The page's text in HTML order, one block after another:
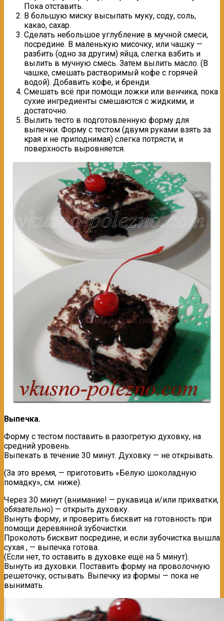
Пока отставить.
В большую миску высыпать муку, соду, соль,
какао, сахар.
Сделать небольшое углубление в мучной смеси,
посредине. В маленькую мисочку, или чашку —
разбить (одно за другим) яйца, слегка взбить и
вылить в мучную смесь. Затем вылить масло. (В
чашке, смешать растворимый кофе с горячей
водой). Добавить кофе, и бренди.
Смешать всё при помощи ложки или венчика, пока
сухие ингредиенты смешаются с жидкими, и
достаточно.
Вылить тесто в подготовленную форму для
выпечки. Форму с тестом (двумя руками взять за
края и не приподнимая) слегка потрясти, и
поверхность выровняется.
Выпечка.
Форму с тестом поставить в разогретую духовку, на
средний уровень.
Выпекать в течение 30 минут. Духовку — не открывать.
(За это время, — приготовить «Белую шоколадную
помадку», см. ниже).
Через 30 минут (внимание! — рукавица и/или прихватки,
обязательно) — открыть духовку.
Вынуть форму, и проверить бисквит на готовность при
помощи деревянной зубочистки.
Проколоть бисквит посредине, и если зубочистка вышла
сухая , — выпечка готова.
(Если нет, то оставить в духовке ещё на 5 минут).
Вынуть из духовки. Поставить форму на проволочную
решеточку, остывать. Выпечку из формы — пока не
вынимать.